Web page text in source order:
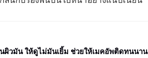
ผิวมัน ให้ดูไม่มันเยิ้ม ช่วยให้เมคอัพติดทนนาน